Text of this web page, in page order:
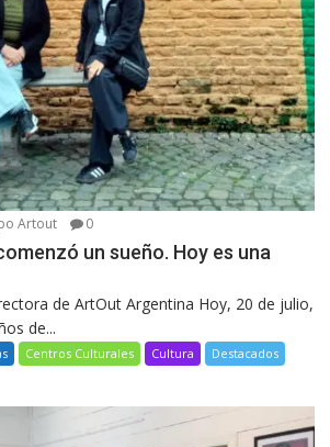
Artout 0
un sueño. Hoy es una
de ArtOut Argentina Hoy, 20 de julio,
de...
Centros Culturales Cultura
Destacados